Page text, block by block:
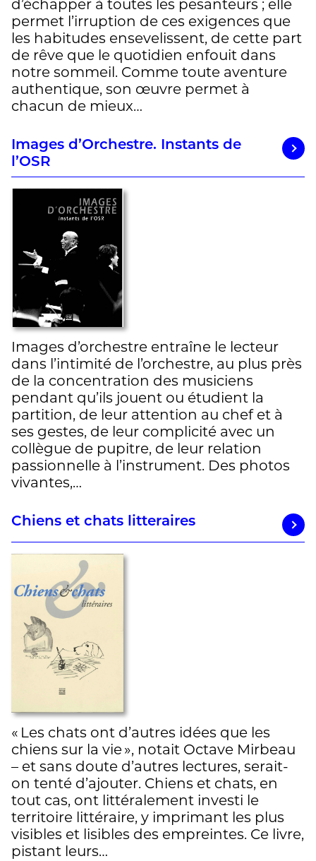
d’échapper à toutes les pesanteurs ; elle
permet l’irruption de ces exigences que
les habitudes ensevelissent, de cette part
de rêve que le quotidien enfouit dans
notre sommeil. Comme toute aventure
authentique, son œuvre permet à
chacun de mieux…
Images d’Orchestre. Instants de
l’OSR
Images d’orchestre entraîne le lecteur
dans l’intimité de l’orchestre, au plus près
de la concentration des musiciens
pendant qu’ils jouent ou étudient la
partition, de leur attention au chef et à
ses gestes, de leur complicité avec un
collègue de pupitre, de leur relation
passionnelle à l’instrument. Des photos
vivantes,…
Chiens et chats litteraires
« Les chats ont d’autres idées que les
chiens sur la vie », notait Octave Mirbeau
– et sans doute d’autres lectures, serait-
on tenté d’ajouter. Chiens et chats, en
tout cas, ont littéralement investi le
territoire littéraire, y imprimant les plus
visibles et lisibles des empreintes. Ce livre,
pistant leurs…